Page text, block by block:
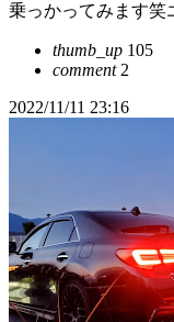
乗っかってみます笑
thumb_up 105
comment2
2022/11/11 23:16